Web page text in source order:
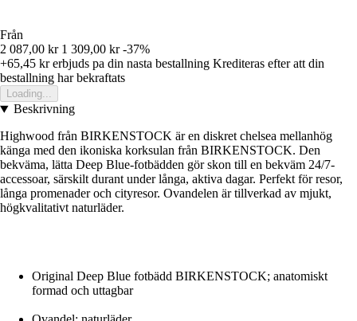
Från
2 087,00 kr 1 309,00 kr -37%
+65,45 krerbjuds pa din nasta bestallning Krediteras efter att din
bestallning har bekraftats
Loading...
Beskrivning
Highwood från BIRKENSTOCK är en diskret chelsea mellanhög
känga med den ikoniska korksulan från BIRKENSTOCK. Den
bekväma, lätta Deep Blue-fotbädden gör skon till en bekväm 24/7-
accessoar, särskilt durant under långa, aktiva dagar. Perfekt för resor,
långa promenader och cityresor. Ovandelen är tillverkad av mjukt,
högkvalitativt naturläder.
Original Deep Blue fotbädd BIRKENSTOCK; anatomiskt
formad och uttagbar